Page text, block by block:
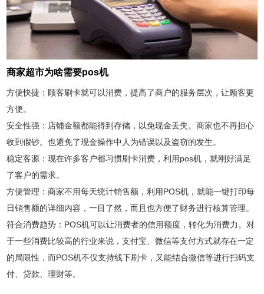
商家超市为啥需要pos机
方便快捷：顾客刷卡就可以消费，提高了商户的服务层次，让顾客更
方便。
安全性强：店铺金额都能得到存储，以免现金丢失。商家也不再担心
收到假钞。也避免了现金操作中人为错误以及盗窃的发生。
稳定客源：现在许多客户都习惯刷卡消费，利用pos机，就刚好满足
了客户的需求。
方便管理：商家不用每天统计销售额，利用POS机，就能一键打印每
日销售额的详细内容，一目了然，而且也方便了财务进行核算管理。
符合消费趋势：POS机可以让消费者的信用额度，转化为消费力。对
于一些消费比较高的行业来说，支付宝、微信等支付方式就存在一定
的局限性，而POS机不仅支持线下刷卡，又能结合微信等进行扫码支
付、贷款、理财等。